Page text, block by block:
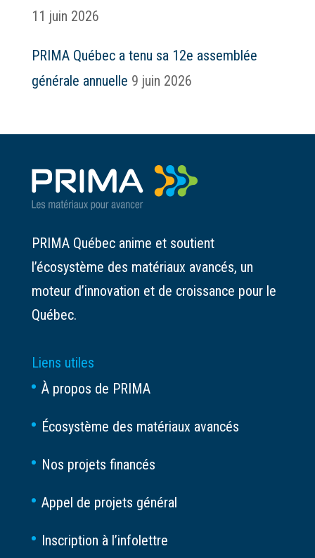
11 juin 2026
PRIMA Québec a tenu sa 12e assemblée
générale annuelle 9 juin 2026
PRIMA Québec anime et soutient
l’écosystème des matériaux avancés, un
moteur d’innovation et de croissance pour le
Québec.
Liens utiles
À propos de PRIMA
Écosystème des matériaux avancés
Nos projets financés
Appel de projets général
Inscription à l’infolettre